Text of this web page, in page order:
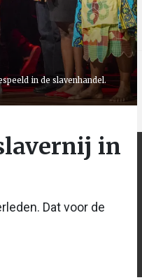
in de slavenhandel.
in
Dat voor de